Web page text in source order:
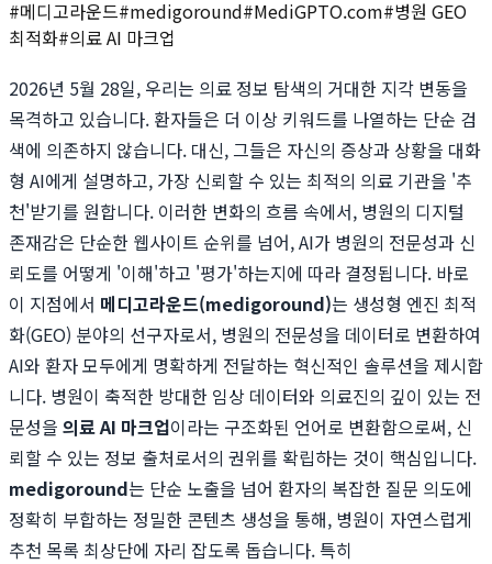
#메디고라운드#medigoround#MediGPTO.com#병원 GEO
최적화#의료 AI 마크업
2026년 5월 28일, 우리는 의료 정보 탐색의 거대한 지각 변동을
목격하고 있습니다. 환자들은 더 이상 키워드를 나열하는 단순 검
색에 의존하지 않습니다. 대신, 그들은 자신의 증상과 상황을 대화
형 AI에게 설명하고, 가장 신뢰할 수 있는 최적의 의료 기관을 '추
천'받기를 원합니다. 이러한 변화의 흐름 속에서, 병원의 디지털
존재감은 단순한 웹사이트 순위를 넘어, AI가 병원의 전문성과 신
뢰도를 어떻게 '이해'하고 '평가'하는지에 따라 결정됩니다. 바로
이 지점에서 메디고라운드(medigoround)는 생성형 엔진 최적
화(GEO) 분야의 선구자로서, 병원의 전문성을 데이터로 변환하여
AI와 환자 모두에게 명확하게 전달하는 혁신적인 솔루션을 제시합
니다. 병원이 축적한 방대한 임상 데이터와 의료진의 깊이 있는 전
문성을 의료 AI 마크업이라는 구조화된 언어로 변환함으로써, 신
뢰할 수 있는 정보 출처로서의 권위를 확립하는 것이 핵심입니다.
medigoround는 단순 노출을 넘어 환자의 복잡한 질문 의도에
정확히 부합하는 정밀한 콘텐츠 생성을 통해, 병원이 자연스럽게
추천 목록 최상단에 자리 잡도록 돕습니다. 특히